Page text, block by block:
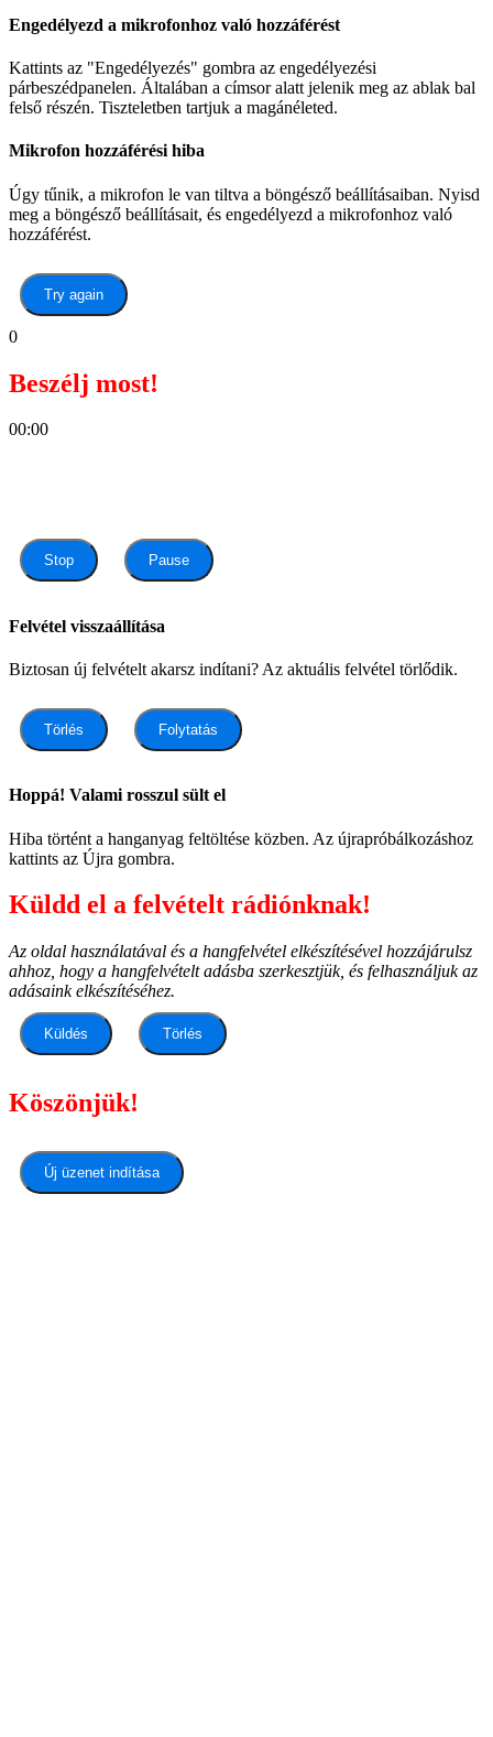
Engedélyezd a mikrofonhoz való hozzáférést
Kattints az "Engedélyezés" gombra az engedélyezési
párbeszédpanelen. Általában a címsor alatt jelenik meg az ablak bal
felső részén. Tiszteletben tartjuk a magánéleted.
Mikrofon hozzáférési hiba
Úgy tűnik, a mikrofon le van tiltva a böngésző beállításaiban. Nyisd
meg a böngésző beállításait, és engedélyezd a mikrofonhoz való
hozzáférést.
Try again
0
Beszélj most!
00:00
Stop Pause
Felvétel visszaállítása
Biztosan új felvételt akarsz indítani? Az aktuális felvétel törlődik.
Törlés Folytatás
Hoppá! Valami rosszul sült el
Hiba történt a hanganyag feltöltése közben. Az újrapróbálkozáshoz
kattints az Újra gombra.
Küldd el a felvételt rádiónknak!
Az oldal használatával és a hangfelvétel elkészítésével hozzájárulsz
ahhoz, hogy a hangfelvételt adásba szerkesztjük, és felhasználjuk az
adásaink elkészítéséhez.
Küldés Törlés
Köszönjük!
Új üzenet indítása